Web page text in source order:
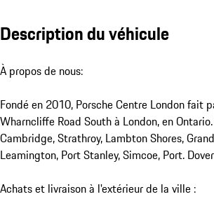
Description du véhicule
À propos de nous:
Fondé en 2010, Porsche Centre London fait
Wharncliffe Road South à London, en
Cambridge, Strathroy, Lambton Shores,
Leamington, Port Stanley, Simcoe, Port.
Achats et livraison à l'extérieur de la ville :